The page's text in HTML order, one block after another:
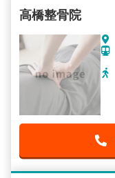
高橋整骨院